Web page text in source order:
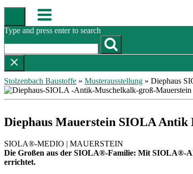
Skip
content
Menu
Type and press enter to search
Stolzenbach Baustoffe » Musterausstellung » Diephaus
Diephaus Mauerstein SIOLA Antik
SIOLA®-MEDIO | MAUERSTEIN
Die Großen aus der SIOLA®-Familie: Mit SIOLA®-
errichtet.